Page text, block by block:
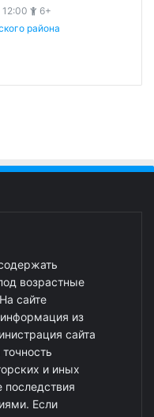
12:00
6+
района
возрастные
сайте
из
сайта
и иных
Если